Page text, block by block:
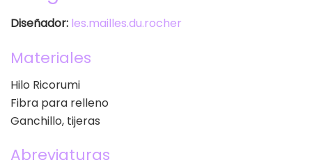
Diseñador: les.mailles.du.rocher
Materiales
Hilo Ricorumi
Fibra para relleno
Ganchillo, tijeras
Abreviaturas